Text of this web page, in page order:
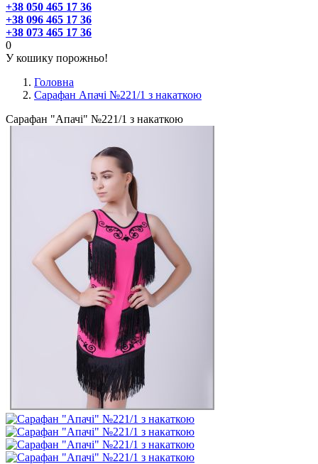
+38 050 465 17 36
+38 096 465 17 36
+38 073 465 17 36
0
У кошику порожньо!
Головна
Сарафан Апачі №221/1 з накаткою
Сарафан "Апачі" №221/1 з накаткою